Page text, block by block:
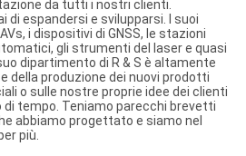
da tutti i nostri clienti.
di espandersi e svilupparsi. I suoi
i dispositivi di GNSS, le stazioni
gli strumenti del laser e quasi
dipartimento di R & S è altamente
della produzione dei nuovi prodotti
o sulle nostre proprie idee dei clienti
di tempo. Teniamo parecchi brevetti
abbiamo progettato e siamo nel
più.